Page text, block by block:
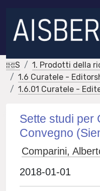
IRIS
1. Prodotti della
1.6 Curatele -
1.6.01 Curatele -
Sette studi per
Convegno
Comparini,
2018-01-01